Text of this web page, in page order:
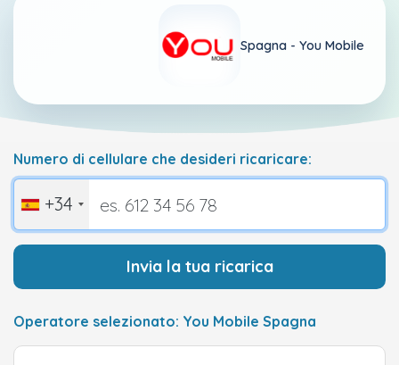
Spagna - You Mobile
Numero di cellulare che desideri ricaricare:
+34
Invia la tua ricarica
Operatore selezionato: You Mobile Spagna